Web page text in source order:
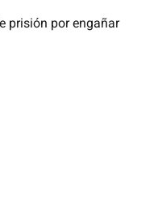
prisión por engañar